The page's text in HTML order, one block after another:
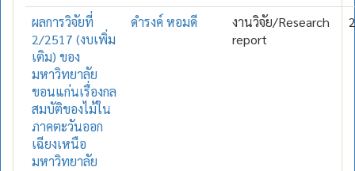
ผลการวิจัยที่
2/2517 (งบเพิ่ม
เติม) ของ
มหาวิทยาลัย
ขอนแก่นเรื่องกล
สมบัติของไม้ใน
ภาคตะวันออก
เฉียงเหนือ
มหาวิทยาลัย
ดำรงค์ หอมดี
งานวิจัย/Research
report